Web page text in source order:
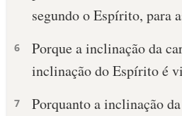
segundo o Espírito, para
6
Porque a inclinação da
inclinação do Espírito é
7
Porquanto a inclinação